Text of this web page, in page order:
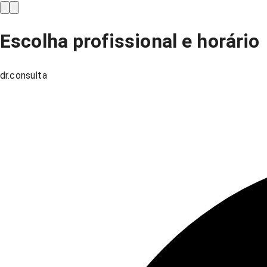
Escolha profissional e horário
dr.consulta